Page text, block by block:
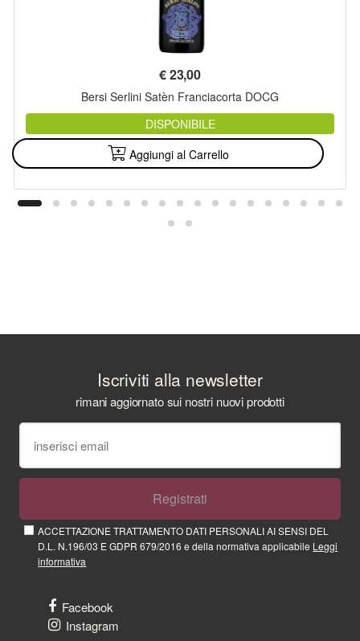
€23,00
Bersi Serlini Satèn Franciacorta DOCG
DISPONIBILE
Aggiungi al Carrello
Iscriviti alla newsletter
rimani aggiornato sui nostri nuovi prodotti
Registrati
ACCETTAZIONE TRATTAMENTO DATI PERSONALI AI SENSI DEL
D.L. N.196/03 E GDPR 679/2016 e della normativa applicabile Leggi
informativa
Facebook
Instagram